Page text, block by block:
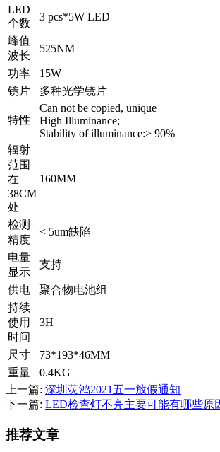
LED
个数
3 pcs*5W LED
峰值
波长
525NM
功率
15W
镜片
多种光学镜片
特性
Can not be copied, unique
High Illuminance;
Stability of illuminance:> 90%
辐射
范围
在
38CM
处
160MM
检测
精度
< 5um缺陷
电量
显示
支持
供电
聚合物电池组
持续
使用
时间
3H
尺寸
73*193*46MM
重量
0.4KG
上一篇: 深圳荧鸿2021五一放假通知
下一篇: LED检查灯不亮主要可能有哪些原
推荐文章